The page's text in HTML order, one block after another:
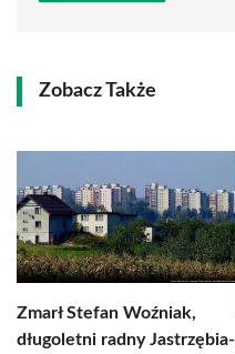
Zobacz Także
Zmarł Stefan Woźniak,
długoletni radny Jastrzębia-